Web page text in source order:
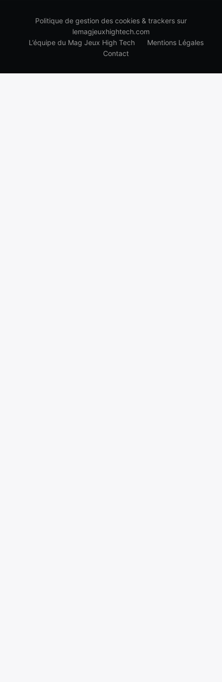
Politique de gestion des cookies & trackers sur
lemagjeuxhightech.com
L’équipe du Mag Jeux High Tech
Mentions Légales
Contact